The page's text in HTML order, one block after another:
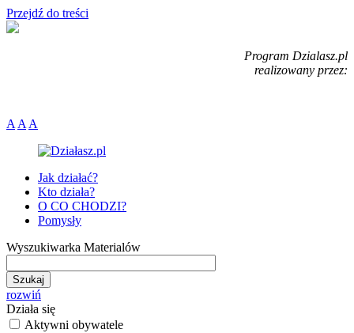
Przejdź do treści
Program Dzialasz.pl
realizowany przez:
A A A
Jak działać?
Kto działa?
O CO CHODZI?
Pomysły
Wyszukiwarka Materialów
rozwiń
Działa się
Aktywni obywatele